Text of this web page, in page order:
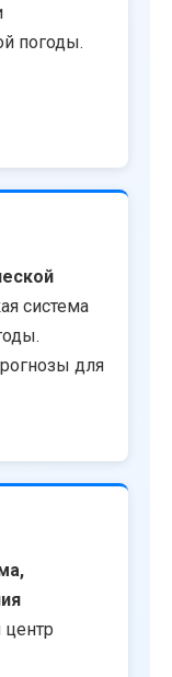
погоды.
система
для
центр